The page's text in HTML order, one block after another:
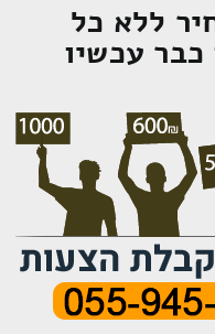
ללא כל
כבר עכשיו